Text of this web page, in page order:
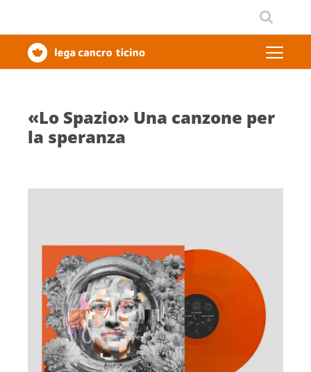
«Lo Spazio» Una canzone per
la speranza